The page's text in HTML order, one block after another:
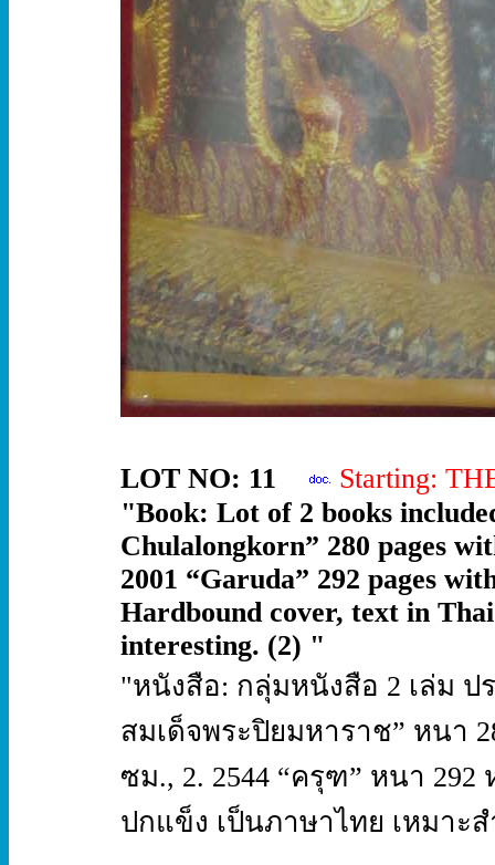
LOT NO: 11
Starting:
"Book: Lot of 2 books
Chulalongkorn” 280 pages
2001 “Garuda” 292 pages
Hardbound cover, text in
interesting. (2) "
"หนังสือ: กลุ่มหนังสือ 2 เล่ม ป
สมเด็จพระปิยมหาราช” หนา
ซม., 2. 2544 “ครุฑ” หนา
ปกแข็ง เป็นภาษาไทย เหมาะ